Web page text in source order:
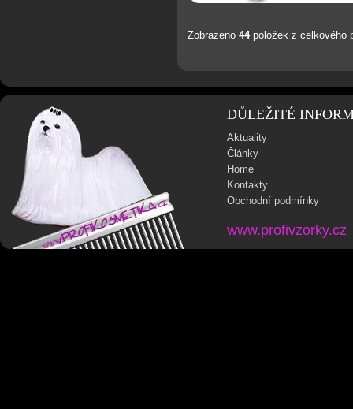
Zobrazeno 44položek z celkového
DŮLEŽITÉ
Aktuality
Články
Home
Kontakty
Obchodní podmínky
www.profivzorky.cz